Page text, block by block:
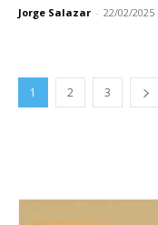
Jorge Salazar - 22/02/2025
1 2 3